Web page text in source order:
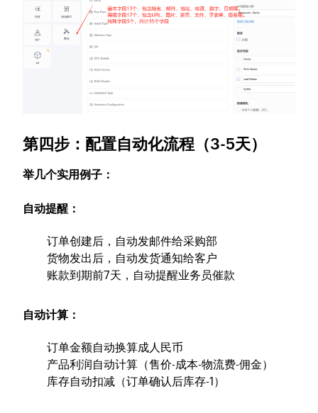
第四步：配置自动化流程（3-5天）
举几个实用例子：
自动提醒：
订单创建后，自动发邮件给采购部
货物发出后，自动发货通知给客户
账款到期前7天，自动提醒业务员催款
自动计算：
订单金额自动换算成人民币
产品利润自动计算（售价-成本-物流费-佣金）
库存自动扣减（订单确认后库存-1）